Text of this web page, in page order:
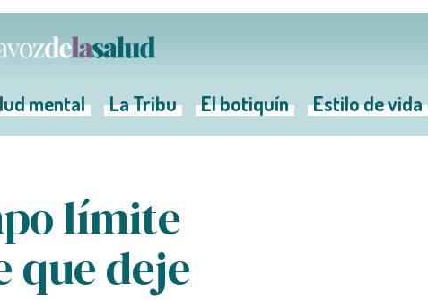
mental La Tribu El botiquín Estilo de vida
límite
que deje